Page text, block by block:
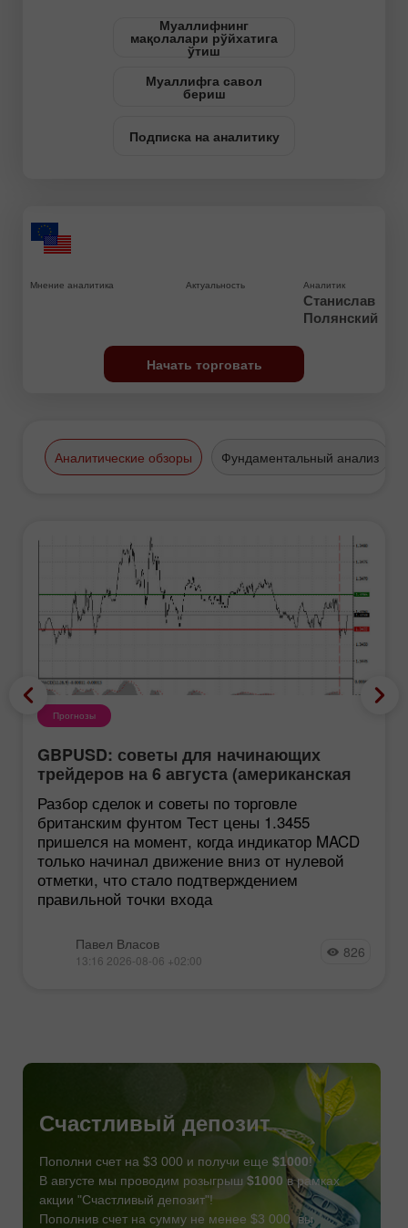
Муаллифнинг
мақолалари рўйхатига
ўтиш
Муаллифга савол
бериш
Подписка на аналитику
Мнение аналитика Актуальность Аналитик
Станислав
Полянский
Начать торговать
Аналитические обзоры Фундаментальный анализ
Прогнозы
GBPUSD: советы для начинающих
трейдеров на 6 августа (американская
сессия)
Разбор сделок и советы по торговле
британским фунтом Тест цены 1.3455
пришелся на момент, когда индикатор MACD
только начинал движение вниз от нулевой
отметки, что стало подтверждением
правильной точки входа
Павел Власов
13:16 2026-08-06 +02:00 826
Счастливый депозит
Пополни счет на $3 000 и получи еще $1000!
В августе мы проводим розыгрыш $1000 в рамках
акции "Счастливый депозит"!
Пополнив счет на сумму не менее $3 000, вы